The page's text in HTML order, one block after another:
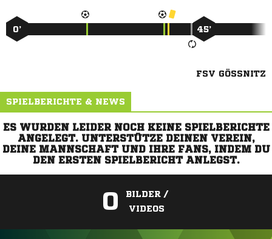
0’ 45’
FSV GÖSSNITZ
SPIELBERICHTE & NEWS
ES WURDEN LEIDER NOCH KEINE SPIELBERICHTE
ANGELEGT. UNTERSTÜTZE DEINEN VEREIN,
DEINE MANNSCHAFT UND IHRE FANS, INDEM DU
DEN ERSTEN SPIELBERICHT ANLEGST.
0
BILDER /
VIDEOS